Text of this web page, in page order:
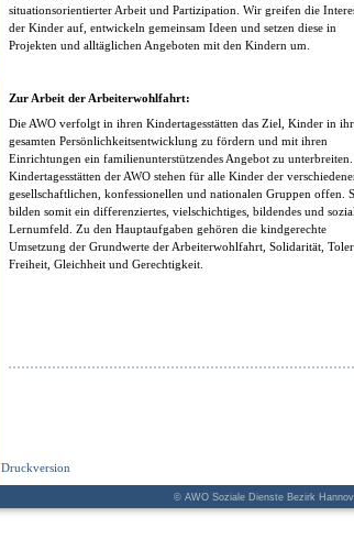
situationsorientierter Arbeit und Partizipation. Wir greifen die
der Kinder auf, entwickeln gemeinsam Ideen und setzen diese in
Projekten und alltäglichen Angeboten mit den Kindern um.
Zur Arbeit der Arbeiterwohlfahrt:
Die AWO verfolgt in ihren Kindertagesstätten das Ziel, Kinder in
gesamten Persönlichkeitsentwicklung zu fördern und mit ihren
Einrichtungen ein familienunterstützendes Angebot zu
Kindertagesstätten der AWO stehen für alle Kinder der
gesellschaftlichen, konfessionellen und nationalen Gruppen offen.
bilden somit ein differenziertes, vielschichtiges, bildendes und
Lernumfeld. Zu den Hauptaufgaben gehören die kindgerechte
Umsetzung der Grundwerte der Arbeiterwohlfahrt, Solidarität,
Freiheit, Gleichheit und Gerechtigkeit.
Druckversion
© AWO Soziale Dienste Bezirk